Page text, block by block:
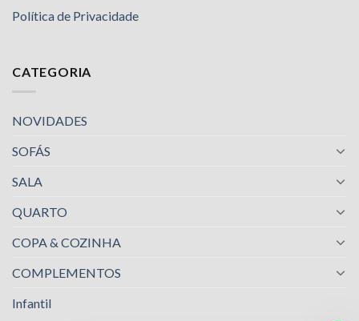
Política de Privacidade
CATEGORIA
NOVIDADES
SOFÁS
SALA
QUARTO
COPA & COZINHA
COMPLEMENTOS
Infantil